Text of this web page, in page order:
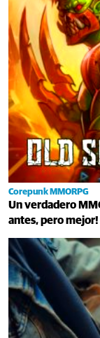
Corepunk MMORPG
Un verdadero
antes, pero mejor!